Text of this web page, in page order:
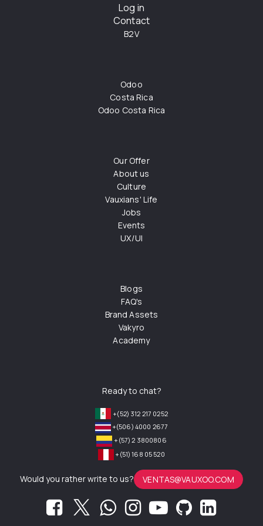
Log in
Contact
B2V
Odoo
Costa Rica
Odoo Costa Rica
Our Offer
About us
Culture
Vauxians' Life
Jobs
Events
UX/UI
Blogs
FAQ's
Brand Assets
Vakyro
Academy
Ready to chat?
+(52) 312 217 0252
+(506) 4000 2677
+(57) 2 3800806
+(51) 168 05 520
Would you rather write to us? VENTAS@VAUXOO.COM